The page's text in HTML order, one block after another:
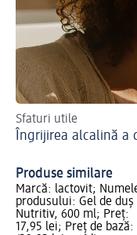
Sfaturi utile
Îngrijirea alcalină a
Produse similare
Marcă: lactovit;
produsului: Gel de duș
Nutritiv, 600 ml; Preț:
17,95 lei; Preț de bază: